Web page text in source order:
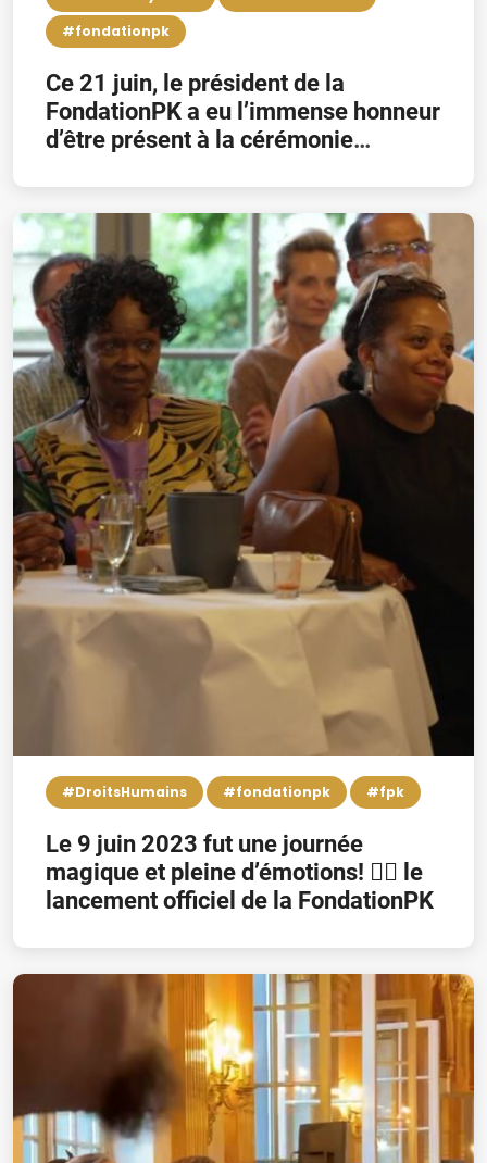
#fondationpk
Ce 21 juin, le président de la
FondationPK a eu l’immense honneur
d’être présent à la cérémonie
comme 54ème rectrice de l’U
#DroitsHumains #fondationpk #fpk
Le 9 juin 2023 fut une journée
magique et pleine d’émotions! 👉🏿 le
lancement officiel de la FondationPK